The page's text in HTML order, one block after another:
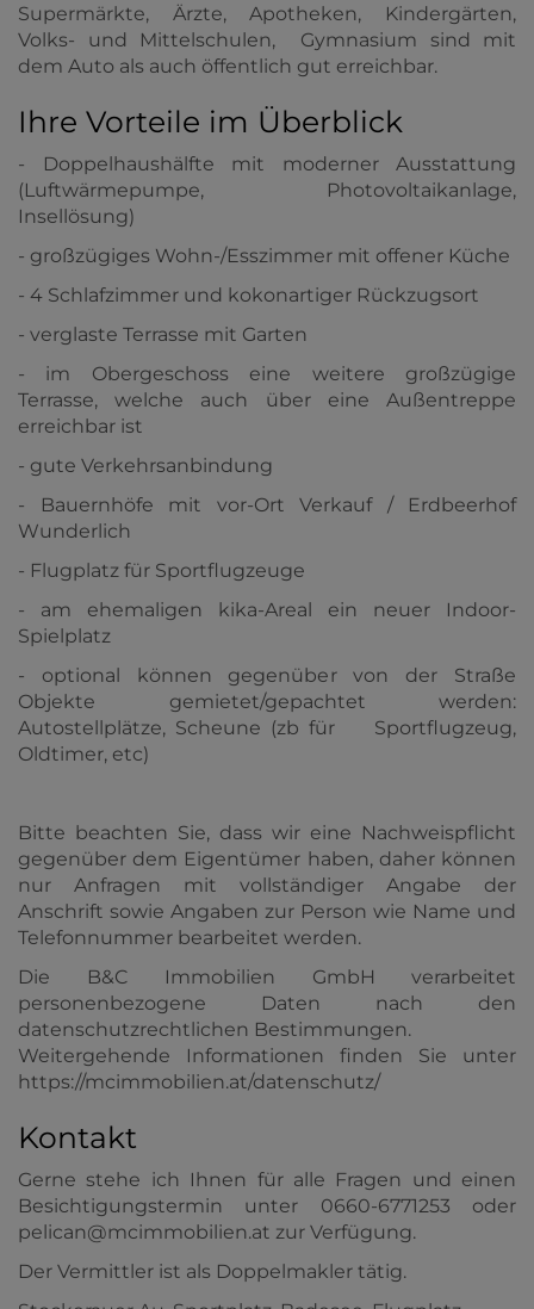
Supermärkte, Ärzte, Apotheken, Kindergärten,
Volks- und Mittelschulen, Gymnasium sind mit
dem Auto als auch öffentlich gut erreichbar.
Ihre Vorteile im Überblick
- Doppelhaushälfte mit moderner Ausstattung
(Luftwärmepumpe, Photovoltaikanlage,
Insellösung)
- großzügiges Wohn-/Esszimmer mit offener Küche
- 4 Schlafzimmer und kokonartiger Rückzugsort
- verglaste Terrasse mit Garten
- im Obergeschoss eine weitere großzügige
Terrasse, welche auch über eine Außentreppe
erreichbar ist
- gute Verkehrsanbindung
- Bauernhöfe mit vor-Ort Verkauf / Erdbeerhof
Wunderlich
- Flugplatz für Sportflugzeuge
- am ehemaligen kika-Areal ein neuer Indoor-
Spielplatz
- optional können gegenüber von der Straße
Objekte gemietet/gepachtet werden:
Autostellplätze, Scheune (zb für Sportflugzeug,
Oldtimer, etc)
Bitte beachten Sie, dass wir eine Nachweispflicht
gegenüber dem Eigentümer haben, daher können
nur Anfragen mit vollständiger Angabe der
Anschrift sowie Angaben zur Person wie Name und
Telefonnummer bearbeitet werden.
Die B&C Immobilien GmbH verarbeitet
personenbezogene Daten nach den
datenschutzrechtlichen Bestimmungen.
Weitergehende Informationen finden Sie unter
https://mcimmobilien.at/datenschutz/
Kontakt
Gerne stehe ich Ihnen für alle Fragen und einen
Besichtigungstermin unter 0660-6771253 oder
pelican@mcimmobilien.at zur Verfügung.
Der Vermittler ist als Doppelmakler tätig.